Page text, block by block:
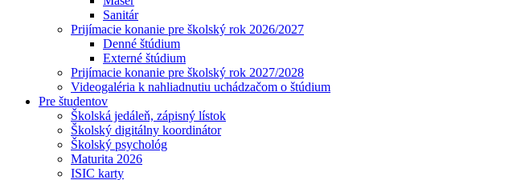
Sanitár
Prijímacie konanie pre školský rok 2026/2027
Denné štúdium
Externé štúdium
Prijímacie konanie pre školský rok 2027/2028
Videogaléria k nahliadnutiu uchádzačom o štúdium
Pre študentov
Školská jedáleň, zápisný lístok
Školský digitálny koordinátor
Školský psychológ
Maturita 2026
ISIC karty